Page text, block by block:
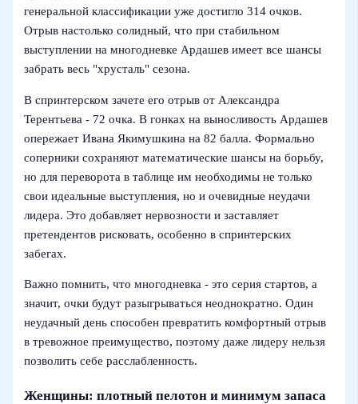
генеральной классификации уже достигло 314 очков.
Отрыв настолько солидный, что при стабильном
выступлении на многодневке Ардашев имеет все шансы
забрать весь "хрусталь" сезона.
В спринтерском зачете его отрыв от Александра
Терентьева - 72 очка. В гонках на выносливость Ардашев
опережает Ивана Якимушкина на 82 балла. Формально
соперники сохраняют математические шансы на борьбу,
но для переворота в таблице им необходимы не только
свои идеальные выступления, но и очевидные неудачи
лидера. Это добавляет нервозности и заставляет
претендентов рисковать, особенно в спринтерских
забегах.
Важно помнить, что многодневка - это серия стартов, а
значит, очки будут разыгрываться неоднократно. Один
неудачный день способен превратить комфортный отрыв
в тревожное преимущество, поэтому даже лидеру нельзя
позволить себе расслабленность.
Женщины: плотный пелотон и минимум запаса